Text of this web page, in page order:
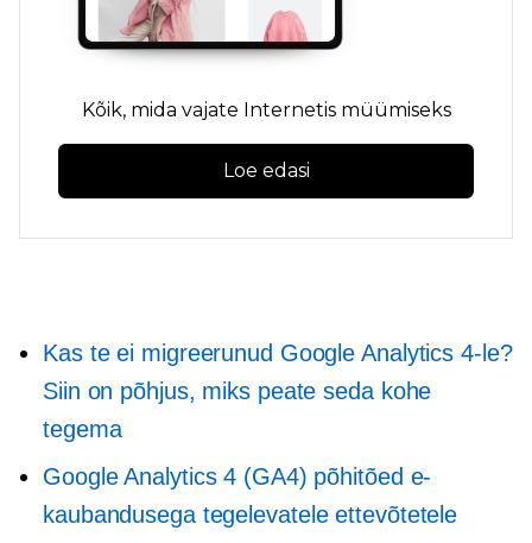
Kõik, mida vajate Internetis müümiseks
Loe edasi
Kas te ei migreerunud Google Analytics 4-le?
Siin on põhjus, miks peate seda kohe
tegema
Google Analytics 4 (GA4) põhitõed e-
kaubandusega tegelevatele ettevõtetele